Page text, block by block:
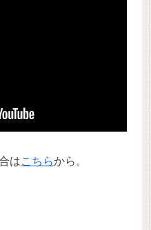
はこちらから。